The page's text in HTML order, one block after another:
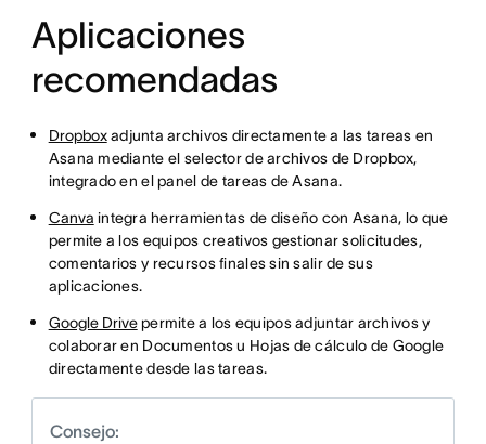
Aplicaciones
recomendadas
Dropboxadjunta archivos directamente a las tareas en
Asana mediante el selector de archivos de Dropbox,
integrado en el panel de tareas de Asana.
Canva integra herramientas de diseño con Asana, lo que
permite a los equipos creativos gestionar solicitudes,
comentarios y recursos finales sin salir de sus
aplicaciones.
Google Drivepermite a los equipos adjuntar archivos y
colaborar en Documentos u Hojas de cálculo de Google
directamente desde las tareas.
Consejo: